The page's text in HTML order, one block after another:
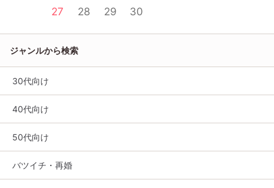
27
28 29 30
ジャンルから検索
30代向け
40代向け
50代向け
バツイチ・再婚